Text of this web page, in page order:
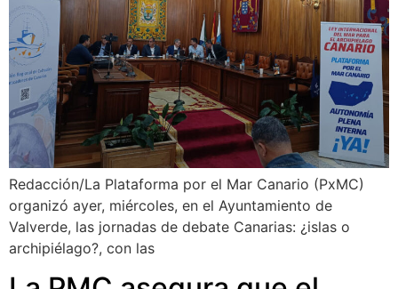
Redacción/La Plataforma por el Mar Canario (PxMC)
organizó ayer, miércoles, en el Ayuntamiento de
Valverde, las jornadas de debate Canarias: ¿islas o
archipiélago?, con las